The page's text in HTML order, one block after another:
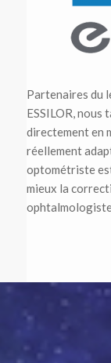
Partenaires du
ESSILOR, nous
directement en
réellement
optométriste
mieux la